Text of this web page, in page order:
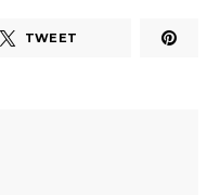
TWEET